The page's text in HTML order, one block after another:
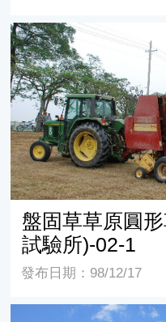
盤固草草原圓形草包打包
盤固草草原圓
試驗所)-02-1
發布日期：98/12/17
草原與駿馬